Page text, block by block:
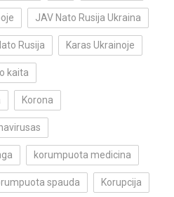
JAV Nato Rusija Ukraina
Rusija Karas Ukrainoje
kaita
Korona
korumpuota medicina
spauda Korupcija